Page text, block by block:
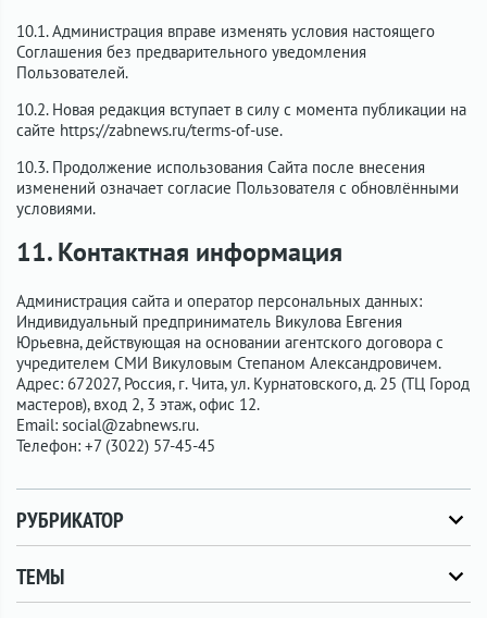
10.1. Администрация вправе изменять условия настоящего
Соглашения без предварительного уведомления
Пользователей.
10.2. Новая редакция вступает в силу с момента публикации на
сайте https://zabnews.ru/terms-of-use.
10.3. Продолжение использования Сайта после внесения
изменений означает согласие Пользователя с обновлёнными
условиями.
11. Контактная информация
Администрация сайта и оператор персональных данных:
Индивидуальный предприниматель Викулова Евгения
Юрьевна, действующая на основании агентского договора с
учредителем СМИ Викуловым Степаном Александровичем.
Адрес: 672027, Россия, г. Чита, ул. Курнатовского, д. 25 (ТЦ Город
мастеров), вход 2, 3 этаж, офис 12.
Email: social@zabnews.ru.
Телефон: +7 (3022) 57-45-45
РУБРИКАТОР
ТЕМЫ